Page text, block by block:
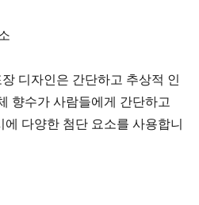
디자인은 간단하고 추상적 인
향수가 사람들에게 간단하고
다양한 첨단 요소를 사용합니